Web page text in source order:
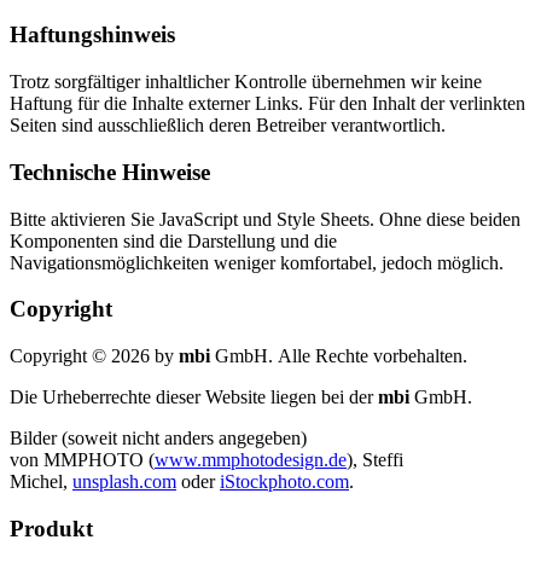
Haftungshinweis
Trotz sorgfältiger inhaltlicher Kontrolle übernehmen wir keine
Haftung für die Inhalte externer Links. Für den Inhalt der verlinkten
Seiten sind ausschließlich deren Betreiber verantwortlich.
Technische Hinweise
Bitte aktivieren Sie JavaScript und Style Sheets. Ohne diese beiden
Komponenten sind die Darstellung und die
Navigationsmöglichkeiten weniger komfortabel, jedoch möglich.
Copyright
Copyright © 2026 by mbi GmbH. Alle Rechte vorbehalten.
Die Urheberrechte dieser Website liegen bei dermbi GmbH.
Bilder (soweit nicht anders angegeben)
von MMPHOTO (www.mmphotodesign.de), Steffi
Michel, unsplash.com oderiStockphoto.com.
Produkt